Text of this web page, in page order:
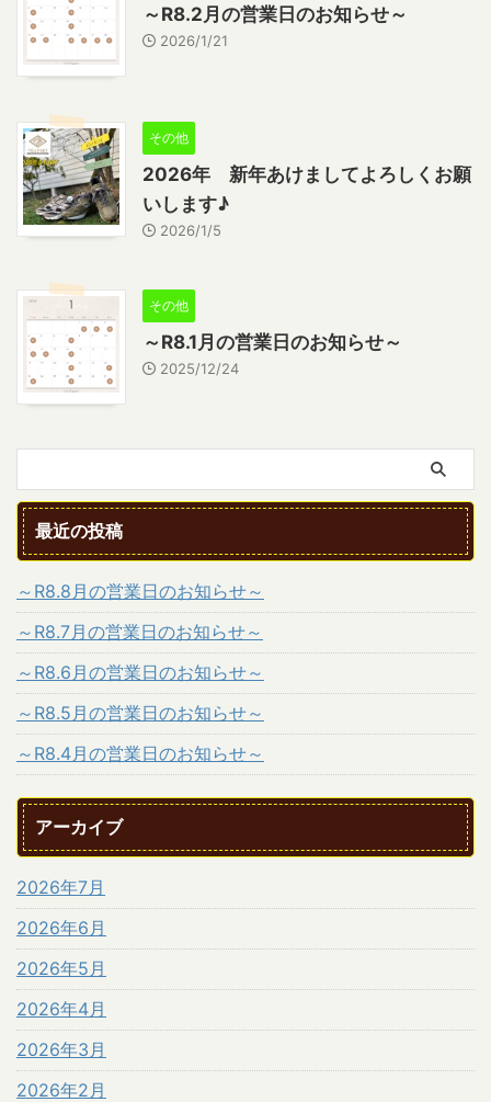
～R8.2月の営業日のお知らせ～
2026/1/21
その他
2026年 新年あけましてよろしくお願
いします♪
2026/1/5
その他
～R8.1月の営業日のお知らせ～
2025/12/24
最近の投稿
～R8.8月の営業日のお知らせ～
～R8.7月の営業日のお知らせ～
～R8.6月の営業日のお知らせ～
～R8.5月の営業日のお知らせ～
～R8.4月の営業日のお知らせ～
アーカイブ
2026年7月
2026年6月
2026年5月
2026年4月
2026年3月
2026年2月